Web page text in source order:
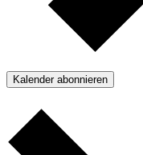
Kalender abonnieren